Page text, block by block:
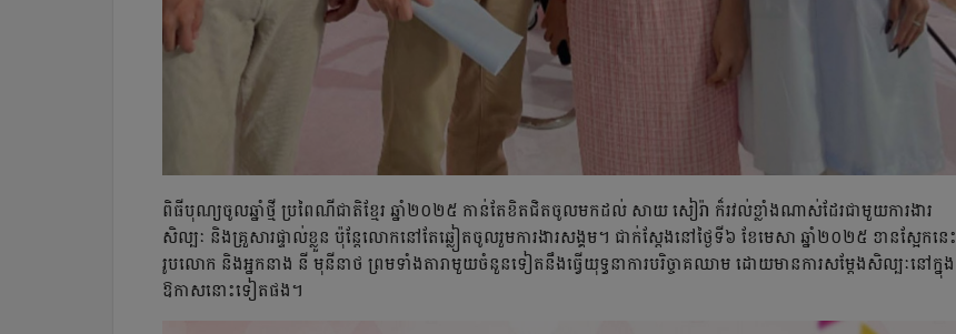
ពិធីបុណ្យចូលឆ្នាំថ្មី ប្រពៃណីជាតិខ្មែរ ឆ្នាំ២០២៥ កាន់តែខិតជិតចូលមកដល់ សាយ សៀរ៉ា ក៏រវល់ខ្លាំងណាស់ដែរជាមួយការងារ
សិល្បៈ និងគ្រួសារផ្ទាល់ខ្លួន ប៉ុន្ដែលោកនៅតែឆ្លៀតចូលរួមការងារសង្គម។ ជាក់ស្ដែងនៅថ្ងៃទី៦ ខែមេសា ឆ្នាំ២០២៥ ខានស្អែកនេះ
រូបលោក និងអ្នកនាង នី មុនីនាថ ព្រមទាំងតារាមួយចំនួនទៀតនឹងធ្វើយុទ្ធនាការបរិច្ចាគឈាម ដោយមានការសម្ដែងសិល្បៈនៅក្នុង
ឱកាសនោះទៀតផង។